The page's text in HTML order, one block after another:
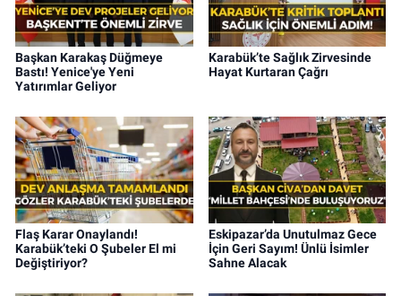
Başkan Karakaş Düğmeye
Bastı! Yenice'ye Yeni
Yatırımlar Geliyor
Karabük’te Sağlık Zirvesinde
Hayat Kurtaran Çağrı
Flaş Karar Onaylandı!
Karabük’teki O Şubeler El mi
Değiştiriyor?
Eskipazar’da Unutulmaz Gece
İçin Geri Sayım! Ünlü İsimler
Sahne Alacak